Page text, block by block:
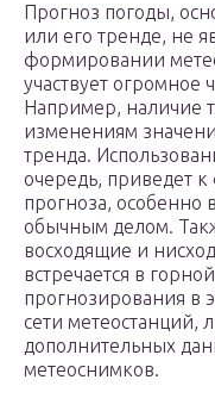
Прогноз погоды,
или его тренде, не
формировании
участвует огромное
Например, наличие
изменениям
тренда.
очередь, приведет
прогноза, особенно
обычным делом.
восходящие и
встречается в
прогнозирования в
сети метеостанций,
дополнительных
метеоснимков.